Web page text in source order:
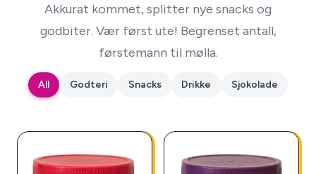
Akkurat kommet, splitter nye snacks og
godbiter. Vær først ute! Begrenset antall,
førstemann til mølla.
All Godteri Snacks Drikke Sjokolade